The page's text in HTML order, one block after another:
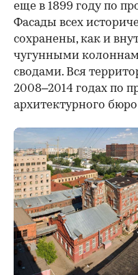
еще в 1899 году по
Фасады всех
сохранены, как и
чугунными
сводами. Вся
2008–2014 годах по
архитектурного